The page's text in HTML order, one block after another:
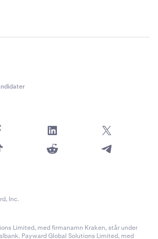
Inc.
Limited, med firmanamn Kraken, står under
Payward Global Solutions Limited, med